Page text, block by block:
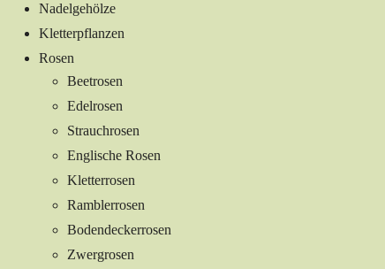
Nadelgehölze
Kletterpflanzen
Rosen
Beetrosen
Edelrosen
Strauchrosen
Englische Rosen
Kletterrosen
Ramblerrosen
Bodendeckerrosen
Zwergrosen